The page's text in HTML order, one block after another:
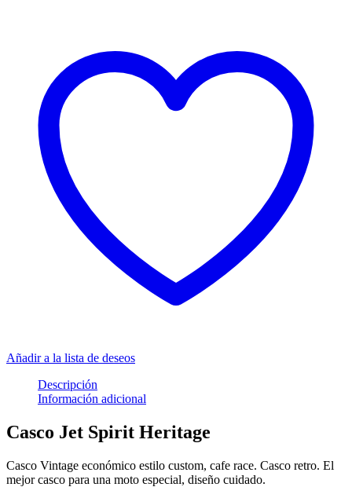
Añadir a la lista de deseos
Descripción
Información adicional
Casco Jet Spirit Heritage
Casco Vintage económico estilo custom, cafe race. Casco retro. El
mejor casco para una moto especial, diseño cuidado.